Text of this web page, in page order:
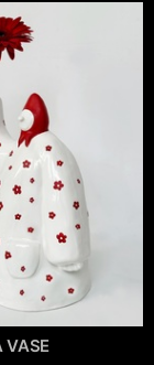
VASE